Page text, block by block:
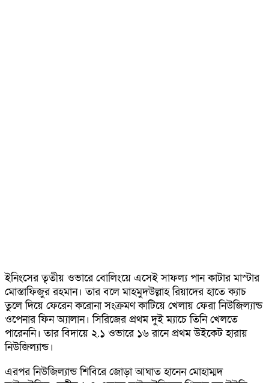
ইনিংসের তৃতীয় ওভারে বোলিংয়ে এসেই সাফল্য পান কাটার মাস্টার
মোস্তাফিজুর রহমান। তার বলে মাহমুদউল্লাহ রিয়াদের হাতে ক্যাচ
তুলে দিয়ে ফেরেন করোনা সংক্রমণ কাটিয়ে খেলায় ফেরা নিউজিল্যান্ড
ওপেনার ফিন অ্যালান। সিরিজের প্রথম দুই ম্যাচে তিনি খেলতে
পারেননি। তার বিদায়ে ২.১ ওভারে ১৬ রানে প্রথম উইকেট হারায়
নিউজিল্যান্ড।
এরপর নিউজিল্যান্ড শিবিরে জোড়া আঘাত হানেন মোহাম্মদ